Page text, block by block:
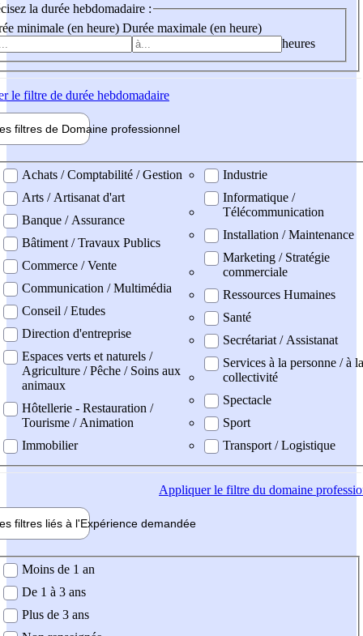
la durée hebdomadaire :
minimale (en heure) Durée maximale (en heure)
heures
le filtre de durée hebdomadaire
filtres de Domaine professionnel
professionel
Achats / Comptabilité / Gestion
Arts / Artisanat d'art
Banque / Assurance
Bâtiment / Travaux Publics
Commerce / Vente
Communication / Multimédia
Conseil / Etudes
Direction d'entreprise
Espaces verts et naturels /
Agriculture / Pêche / Soins aux
animaux
Hôtellerie - Restauration /
Tourisme / Animation
Immobilier
Industrie
Informatique /
Télécommunication
Installation / Maintenance
Marketing / Stratégie
commerciale
Ressources Humaines
Santé
Secrétariat / Assistanat
Services à la personne / à la
collectivité
Spectacle
Sport
Transport / Logistique
Appliquerle filtre du domaine
filtres liés à l'Expérience demandée
demandée
Moins de 1 an
De 1 à 3 ans
Plus de 3 ans